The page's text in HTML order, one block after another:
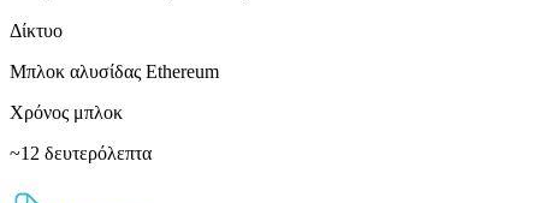
Δίκτυο
Μπλοκ αλυσίδας Ethereum
Χρόνος μπλοκ
~12 δευτερόλεπτα